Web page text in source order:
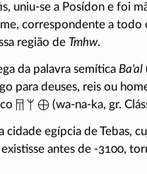
uniu-sea Posídon e foi
correspondente a todo
região de Tmhw.
da palavra semítica Ba'al
para deuses, reis ou
𐀷 𐀩 𐀏 (wa-na-ka, gr.
cidade egípcia de Tebas,
antes de -3100,